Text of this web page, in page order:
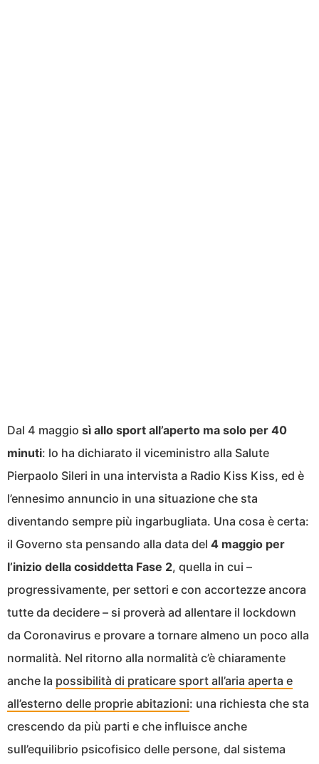
Dal 4 maggio sì allo sport all’aperto ma solo per 40
minuti: lo ha dichiarato il viceministro alla Salute
Pierpaolo Sileri in una intervista a Radio Kiss Kiss, ed è
l’ennesimo annuncio in una situazione che sta
diventando sempre più ingarbugliata. Una cosa è certa:
il Governo sta pensando alla data del 4 maggio per
l’inizio della cosiddetta Fase 2, quella in cui –
progressivamente, per settori e con accortezze ancora
tutte da decidere – si proverà ad allentare il lockdown
da Coronavirus e provare a tornare almeno un poco alla
normalità. Nel ritorno alla normalità c’è chiaramente
anche la possibilità di praticare sport all’aria aperta e
all’esterno delle proprie abitazioni: una richiesta che sta
crescendo da più parti e che influisce anche
sull’equilibrio psicofisico delle persone, dal sistema